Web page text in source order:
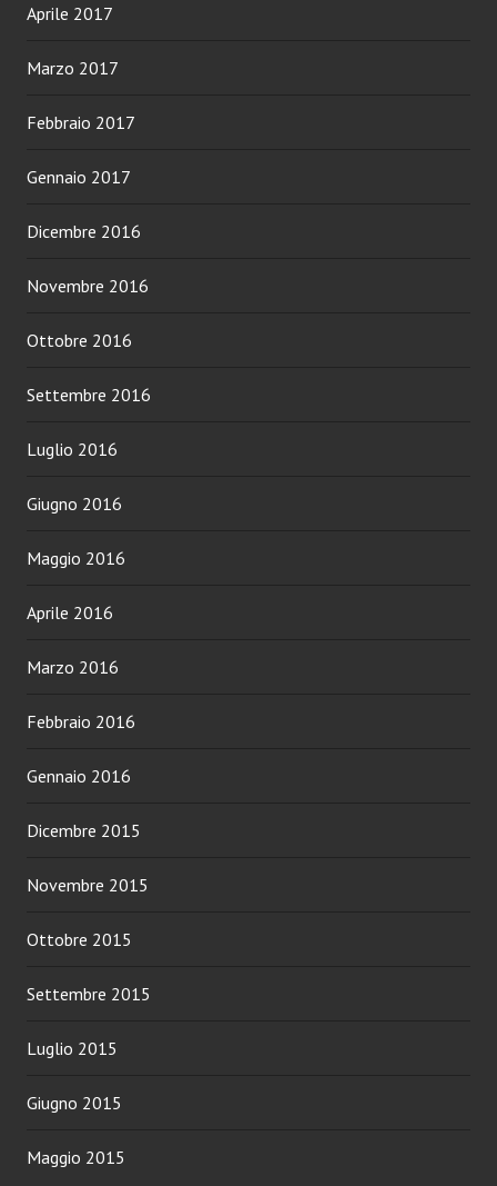
Aprile 2017
Marzo 2017
Febbraio 2017
Gennaio 2017
Dicembre 2016
Novembre 2016
Ottobre 2016
Settembre 2016
Luglio 2016
Giugno 2016
Maggio 2016
Aprile 2016
Marzo 2016
Febbraio 2016
Gennaio 2016
Dicembre 2015
Novembre 2015
Ottobre 2015
Settembre 2015
Luglio 2015
Giugno 2015
Maggio 2015